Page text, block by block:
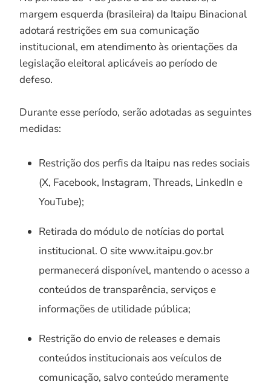
margem esquerda (brasileira) da Itaipu Binacional
adotará restrições em sua comunicação
institucional, em atendimento às orientações da
legislação eleitoral aplicáveis ao período de
defeso.
Durante esse período, serão adotadas as seguintes
medidas:
Restrição dos perfis da Itaipu nas redes sociais
(X, Facebook, Instagram, Threads, LinkedIn e
YouTube);
Retirada do módulo de notícias do portal
institucional. O site www.itaipu.gov.br
permanecerá disponível, mantendo o acesso a
conteúdos de transparência, serviços e
informações de utilidade pública;
Restrição do envio de releases e demais
conteúdos institucionais aos veículos de
comunicação, salvo conteúdo meramente